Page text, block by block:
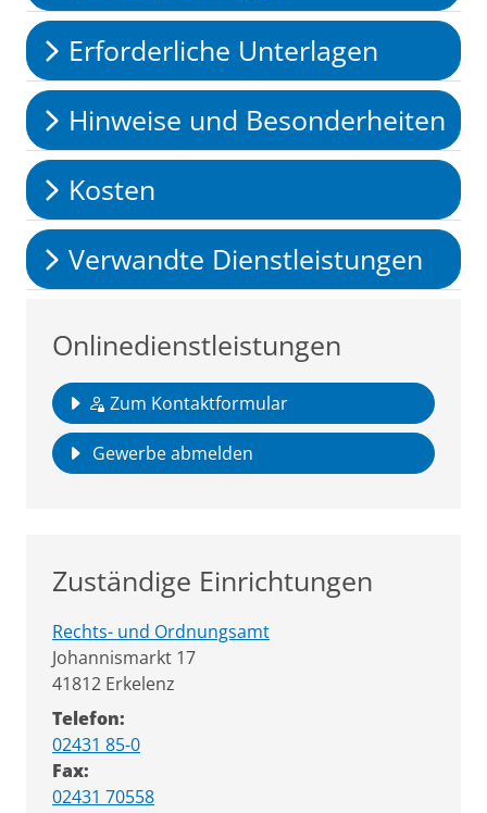
Erforderliche Unterlagen
Hinweise und Besonderheiten
Kosten
Verwandte Dienstleistungen
Onlinedienstleistungen
Zum Kontaktformular
Gewerbe abmelden
Zuständige Einrichtungen
Rechts- und Ordnungsamt
Straße:
Johannismarkt Hausnummer:
17
PLZ:
41812 Ort:
Erkelenz
Telefon:
02431 85-0
Fax:
02431 70558